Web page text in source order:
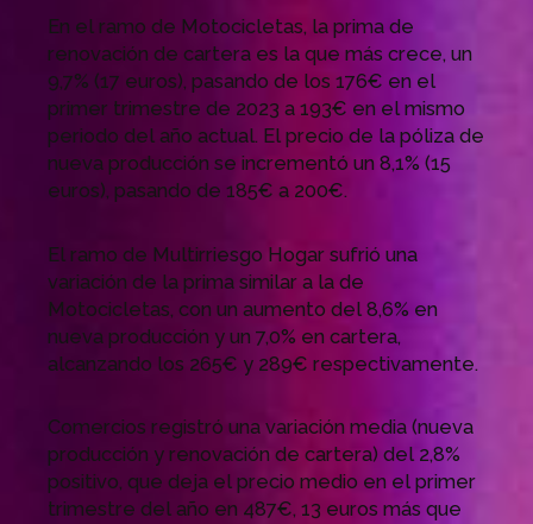
En el ramo de Motocicletas, la prima de
renovación de cartera es la que más crece, un
9,7% (17 euros), pasando de los 176€ en el
primer trimestre de 2023 a 193€ en el mismo
periodo del año actual. El precio de la póliza de
nueva producción se incrementó un 8,1% (15
euros), pasando de 185€ a 200€.
El ramo de Multirriesgo Hogar sufrió una
variación de la prima similar a la de
Motocicletas, con un aumento del 8,6% en
nueva producción y un 7,0% en cartera,
alcanzando los 265€ y 289€ respectivamente.
Comercios registró una variación media (nueva
producción y renovación de cartera) del 2,8%
positivo, que deja el precio medio en el primer
trimestre del año en 487€, 13 euros más que